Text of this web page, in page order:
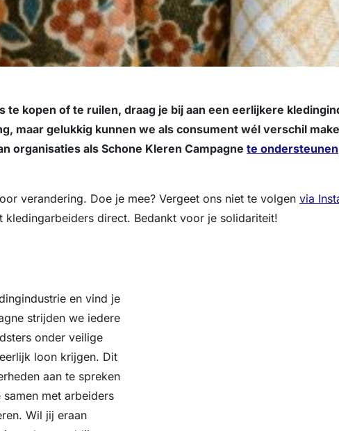
kopen of te ruilen, draag je bij aan een eerlijkere
maar gelukkig kunnen we als consument wél verschil
organisaties als Schone Kleren Campagne te ondersteunen
verandering. Doe je mee? Vergeet ons niet te volgen via
kledingarbeiders direct. Bedankt voor je solidariteit!
en vind je
strijden we iedere
onder veilige
loon krijgen. Dit
aan te spreken
met arbeiders
Wil jij eraan